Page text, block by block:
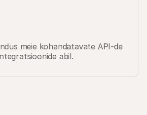
meie kohandatavate API-de
abil.